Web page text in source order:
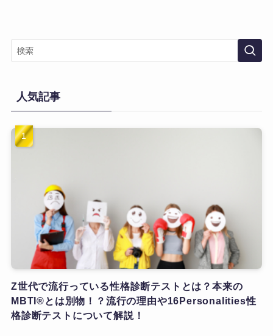
人気記事
Z世代で流行っている性格診断テストとは？本来の
MBTI®とは別物！？流行の理由や16Personalities性
格診断テストについて解説！